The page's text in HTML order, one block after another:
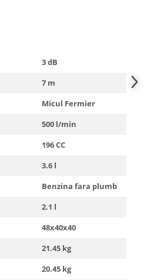
3 dB
7 m
Micul Fermier
500 l/min
196 CC
3.6 l
Benzina fara plumb
2.1 l
48x40x40
21.45 kg
20.45 kg